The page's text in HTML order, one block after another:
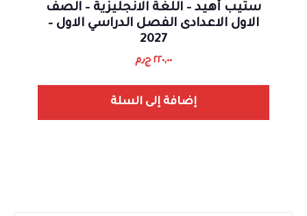
ستيب أهيد – اللغة الانجليزية – الصف
الاول الاعدادى الفصل الدراسي الاول –
2027
٢٢٠,٠٠ ج٫م
إضافة إلى السلة